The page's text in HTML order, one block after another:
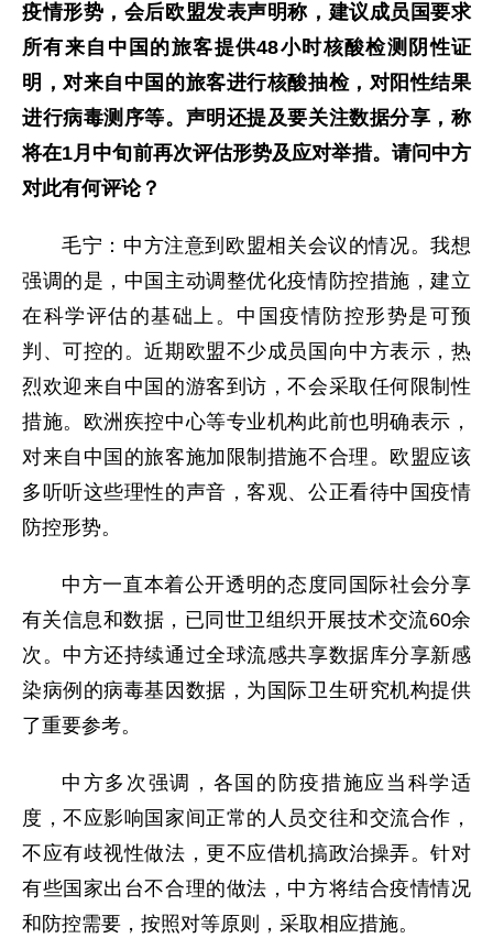
疫情形势，会后欧盟发表声明称，建议成员国要求
所有来自中国的旅客提供48小时核酸检测阴性证
明，对来自中国的旅客进行核酸抽检，对阳性结果
进行病毒测序等。声明还提及要关注数据分享，称
将在1月中旬前再次评估形势及应对举措。请问中方
对此有何评论？
毛宁：中方注意到欧盟相关会议的情况。我想
强调的是，中国主动调整优化疫情防控措施，建立
在科学评估的基础上。中国疫情防控形势是可预
判、可控的。近期欧盟不少成员国向中方表示，热
烈欢迎来自中国的游客到访，不会采取任何限制性
措施。欧洲疾控中心等专业机构此前也明确表示，
对来自中国的旅客施加限制措施不合理。欧盟应该
多听听这些理性的声音，客观、公正看待中国疫情
防控形势。
中方一直本着公开透明的态度同国际社会分享
有关信息和数据，已同世卫组织开展技术交流60余
次。中方还持续通过全球流感共享数据库分享新感
染病例的病毒基因数据，为国际卫生研究机构提供
了重要参考。
中方多次强调，各国的防疫措施应当科学适
度，不应影响国家间正常的人员交往和交流合作，
不应有歧视性做法，更不应借机搞政治操弄。针对
有些国家出台不合理的做法，中方将结合疫情情况
和防控需要，按照对等原则，采取相应措施。